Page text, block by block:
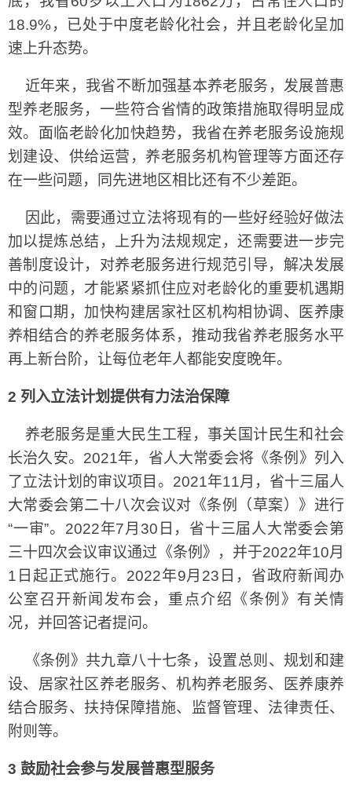
18.9%，已处于中度老龄化社会，并且老龄化呈加
速上升态势。
近年来，我省不断加强基本养老服务，发展普惠
型养老服务，一些符合省情的政策措施取得明显成
效。面临老龄化加快趋势，我省在养老服务设施规
划建设、供给运营，养老服务机构管理等方面还存
在一些问题，同先进地区相比还有不少差距。
因此，需要通过立法将现有的一些好经验好做法
加以提炼总结，上升为法规规定，还需要进一步完
善制度设计，对养老服务进行规范引导，解决发展
中的问题，才能紧紧抓住应对老龄化的重要机遇期
和窗口期，加快构建居家社区机构相协调、医养康
养相结合的养老服务体系，推动我省养老服务水平
再上新台阶，让每位老年人都能安度晚年。
2 列入立法计划提供有力法治保障
养老服务是重大民生工程，事关国计民生和社会
长治久安。2021年，省人大常委会将《条例》列入
了立法计划的审议项目。2021年11月，省十三届人
大常委会第二十八次会议对《条例（草案）》进行
“一审”。2022年7月30日，省十三届人大常委会第
三十四次会议审议通过《条例》，并于2022年10月
1日起正式施行。2022年9月23日，省政府新闻办
公室召开新闻发布会，重点介绍《条例》有关情
况，并回答记者提问。
《条例》共九章八十七条，设置总则、规划和建
设、居家社区养老服务、机构养老服务、医养康养
结合服务、扶持保障措施、监督管理、法律责任、
附则等。
3 鼓励社会参与发展普惠型服务